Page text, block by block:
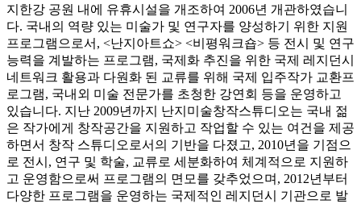
지한강 공원 내에 유휴시설을 개조하여 2006년 개관하였습니
다. 국내의 역량 있는 미술가 및 연구자를 양성하기 위한 지원
프로그램으로서, <난지아트쇼> <비평워크숍> 등 전시 및 연구
능력을 계발하는 프로그램, 국제화 추진을 위한 국제 레지던시
네트워크 활용과 다원화 된 교류를 위해 국제 입주작가 교환프
로그램, 국내외 미술 전문가를 초청한 강연회 등을 운영하고
있습니다. 지난 2009년까지 난지미술창작스튜디오는 국내 젊
은 작가에게 창작공간을 지원하고 작업할 수 있는 여건을 제공
하면서 창작 스튜디오로서의 기반을 다졌고, 2010년을 기점으
로 전시, 연구 및 학술, 교류로 세분화하여 체계적으로 지원하
고 운영함으로써 프로그램의 면모를 갖추었으며, 2012년부터
다양한 프로그램을 운영하는 국제적인 레지던시 기관으로 발